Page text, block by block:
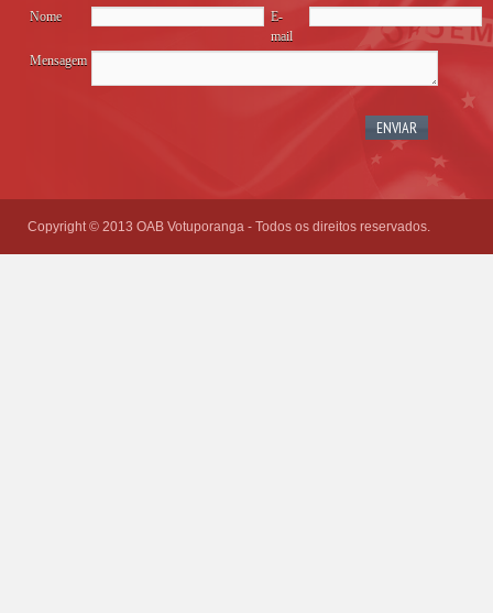
Nome
E-
mail
Mensagem
Copyright © 2013 OAB Votuporanga - Todos os direitos reservados.